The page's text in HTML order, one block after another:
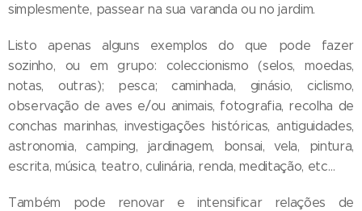
simplesmente, passear na sua varanda ou no jardim.
Listo apenas alguns exemplos do que pode fazer
sozinho, ou em grupo: coleccionismo (selos, moedas,
notas, outras); pesca; caminhada, ginásio, ciclismo,
observação de aves e/ou animais, fotografia, recolha de
conchas marinhas, investigações históricas, antiguidades,
astronomia, camping, jardinagem, bonsai, vela, pintura,
escrita, música, teatro, culinária, renda, meditação, etc…
Também pode renovar e intensificar relações de